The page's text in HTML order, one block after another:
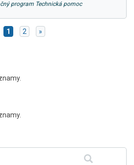
program Technická pomoc
1 2 »
menu
Hľadať